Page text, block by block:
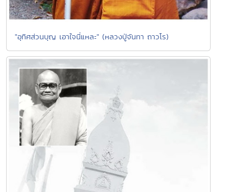
"อุทิศส่วนบุญ เอาใจนี่แหละ" (หลวงปู่จันทา ถาวโร)